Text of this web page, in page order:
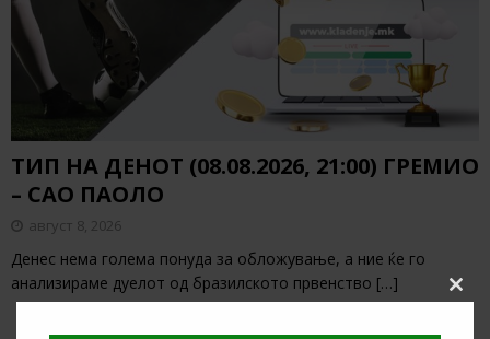
ТИП НА ДЕНОТ (08.08.2026, 21:00) ГРЕМИО
– САО ПАОЛО
август 8, 2026
Денес нема голема понуда за обложување, а ние ќе го
анализираме дуелот од бразилското првенство […]